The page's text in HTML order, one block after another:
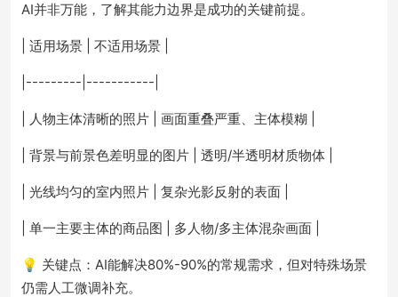
AI并非万能，了解其能力边界是成功的关键前提。
| 适用场景 | 不适用场景 |
|---------|-----------|
| 人物主体清晰的照片 | 画面重叠严重、主体模糊 |
| 背景与前景色差明显的图片 | 透明/半透明材质物体 |
| 光线均匀的室内照片 | 复杂光影反射的表面 |
| 单一主要主体的商品图 | 多人物/多主体混杂画面 |
💡 关键点：AI能解决80%-90%的常规需求，但对特殊场景
仍需人工微调补充。